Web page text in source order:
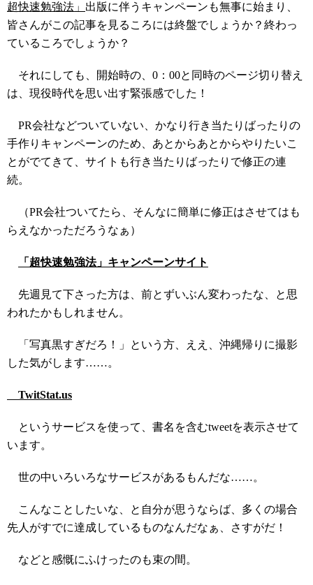
超快速勉強法」 出版に伴うキャンペーンも無事に始まり、
皆さんがこの記事を見るころには終盤でしょうか？終わっ
ているころでしょうか？
それにしても、開始時の、0：00と同時のページ切り替え
は、現役時代を思い出す緊張感でした！
PR会社などついていない、かなり行き当たりばったりの
手作りキャンペーンのため、あとからあとからやりたいこ
とがでてきて、サイトも行き当たりばったりで修正の連
続。
（PR会社ついてたら、そんなに簡単に修正はさせてはも
らえなかっただろうなぁ）
「超快速勉強法」キャンペーンサイト
先週見て下さった方は、前とずいぶん変わったな、と思
われたかもしれません。
「写真黒すぎだろ！」という方、ええ、沖縄帰りに撮影
した気がします……。
TwitStat.us
というサービスを使って、書名を含むtweetを表示させて
います。
世の中いろいろなサービスがあるもんだな……。
こんなことしたいな、と自分が思うならば、多くの場合
先人がすでに達成しているものなんだなぁ、さすがだ！
などと感慨にふけったのも束の間。